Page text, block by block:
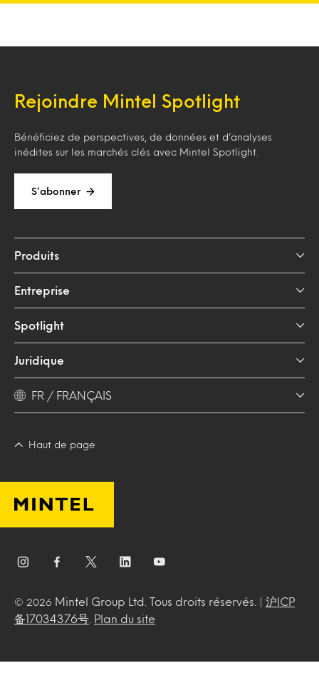
Rejoindre Mintel Spotlight
Bénéficiez de perspectives, de données et d’analyses
inédites sur les marchés clés avec Mintel Spotlight.
S’abonner
Produits
Entreprise
Spotlight
Juridique
FR / FRANÇAIS
Haut de page
© 2026 Mintel Group Ltd. Tous droits réservés. | 沪ICP
备17034376号
Plan du site